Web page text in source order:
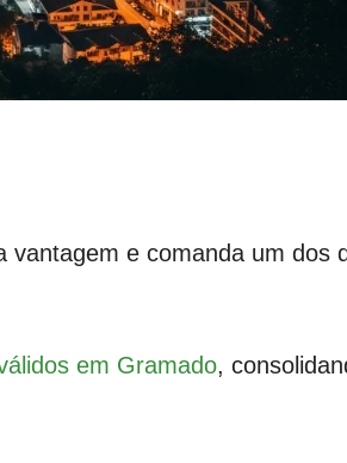
vantagem e comanda um dos
em Gramado,